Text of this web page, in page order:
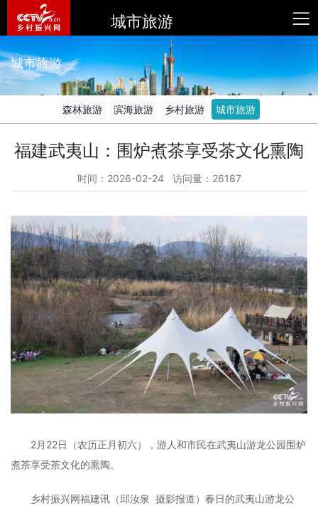
城市旅游
城市旅游
森林旅游 滨海旅游 乡村旅游 城市旅游
福建武夷山：围炉煮茶享受茶文化熏陶
时间：2026-02-24 访问量：26187
2月22日（农历正月初六），游人和市民在武夷山游龙公园围炉
煮茶享受茶文化的熏陶。
乡村振兴网福建讯（邱汝泉 摄影报道）春日的武夷山游龙公